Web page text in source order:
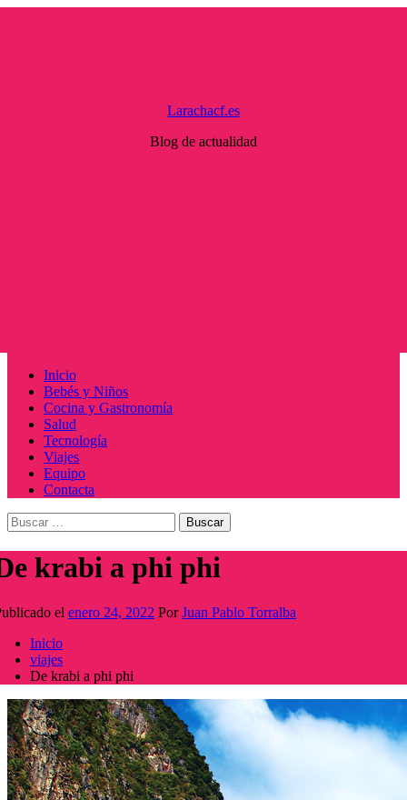
Larachacf.es
Blog de actualidad
Menú
principal
Inicio
Bebés y Niños
Cocina y Gastronomía
Salud
Tecnología
Viajes
Equipo
Contacta
Buscar:
krabi a phi phi
el enero 24, 2022 PorJuan Pablo Torralba
Inicio
viajes
De krabi a phi phi